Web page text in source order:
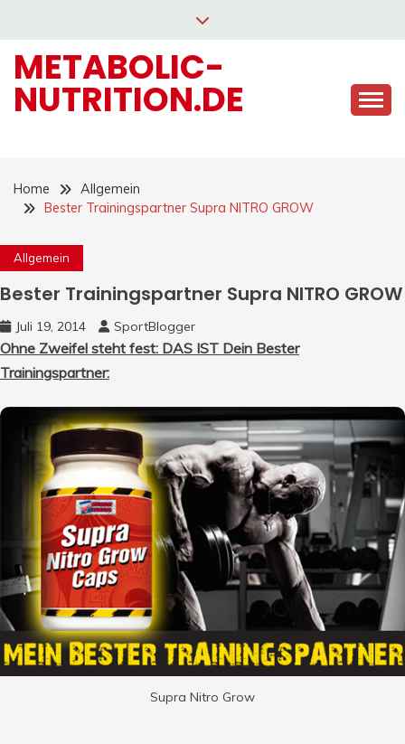
content
METABOLIC-
NUTRITION.DE
Home
Allgemein
Bester Trainingspartner Supra NITRO GROW
Allgemein
Bester Trainingspartner Supra NITRO GROW
Juli 19, 2014 SportBlogger
Ohne Zweifel steht fest: DAS IST Dein Bester
Trainingspartner:
Supra Nitro Grow